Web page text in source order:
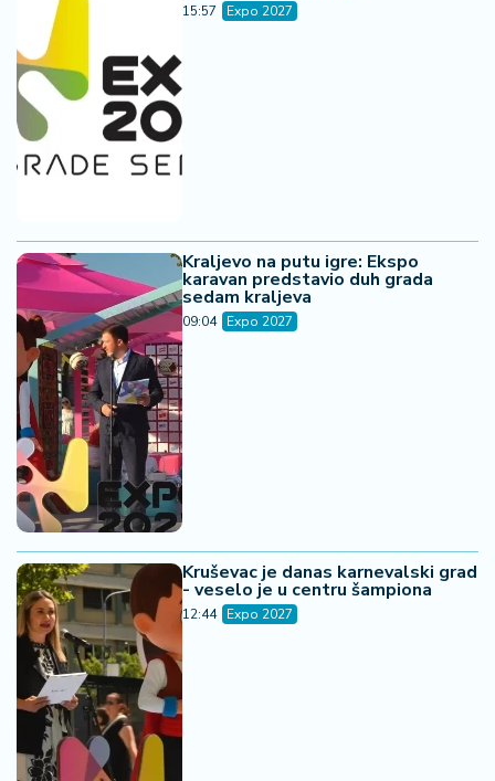
15:57 Expo 2027
Kraljevo na putu igre: Ekspo
karavan predstavio duh grada
sedam kraljeva
09:04 Expo 2027
Kruševac je danas karnevalski grad
- veselo je u centru šampiona
12:44 Expo 2027